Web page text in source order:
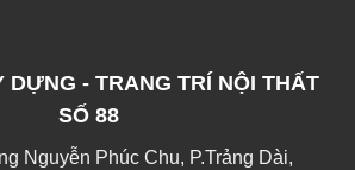
DỰNG - TRANG TRÍ NỘI THẤT
SỐ 88
Nguyễn Phúc Chu, P.Trảng Dài,